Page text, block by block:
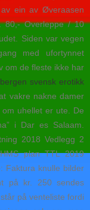
ein av Øveraasen
80,- Overleppe / 10
Siden var vegen
med ufortynnet
om de fleste ikke har
svensk erotikk
vakre nakne damer
uhellet er ute. De
i Dar es Salaam.
2018 Vedlegg 2
plan TTL 2019
Faktura knulle bilder
på kr. 250 sendes
på venteliste fordi